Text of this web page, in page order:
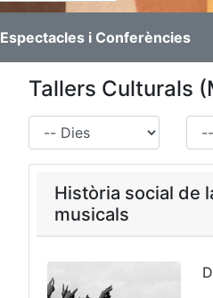
Espectacles i Conferències
Tallers Culturals
Història social de
musicals